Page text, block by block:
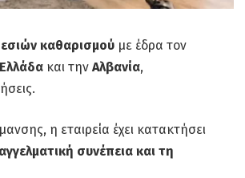
καθαρισμούμε έδρα τον
Ελλάδακαι την Αλβανία,
η εταιρεία έχει κατακτήσει
συνέπεια και τη